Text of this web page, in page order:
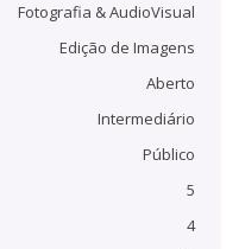
Fotografia & AudioVisual
Edição de Imagens
Aberto
Intermediário
Público
5
4